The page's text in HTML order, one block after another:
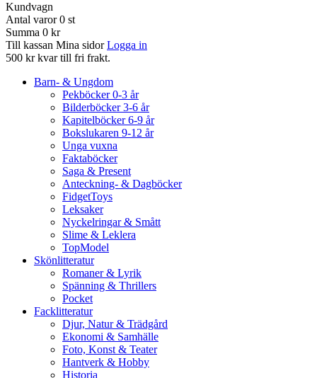
Kundvagn
Antal varor 0 st
Summa 0 kr
Till kassan Mina sidor Logga in
500 kr kvar till fri frakt.
Barn- & Ungdom
Pekböcker 0-3 år
Bilderböcker 3-6 år
Kapitelböcker 6-9 år
Bokslukaren 9-12 år
Unga vuxna
Faktaböcker
Saga & Present
Anteckning- & Dagböcker
FidgetToys
Leksaker
Nyckelringar & Smått
Slime & Leklera
TopModel
Skönlitteratur
Romaner & Lyrik
Spänning & Thrillers
Pocket
Facklitteratur
Djur, Natur & Trädgård
Ekonomi & Samhälle
Foto, Konst & Teater
Hantverk & Hobby
Historia